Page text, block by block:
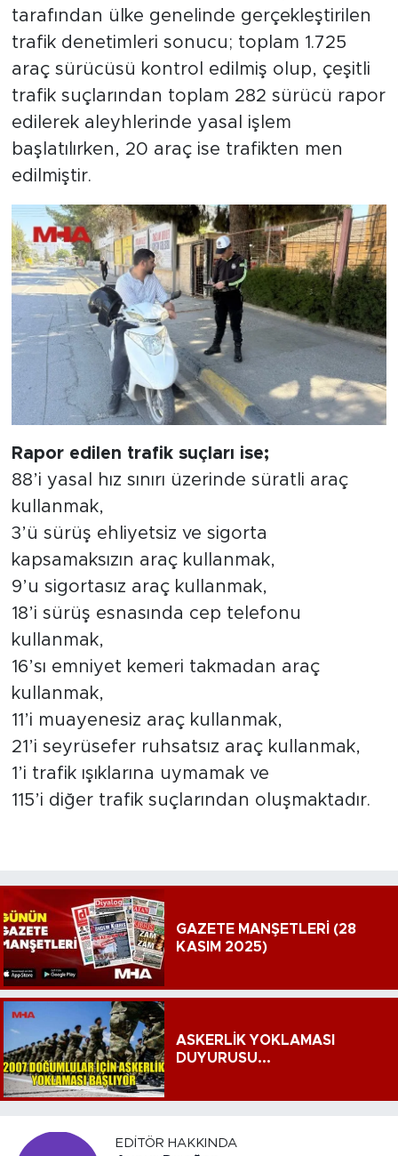
tarafından ülke genelinde gerçekleştirilen
trafik denetimleri sonucu; toplam 1.725
araç sürücüsü kontrol edilmiş olup, çeşitli
trafik suçlarından toplam 282 sürücü rapor
edilerek aleyhlerinde yasal işlem
başlatılırken, 20 araç ise trafikten men
edilmiştir.
Rapor edilen trafik suçları ise;
88’i yasal hız sınırı üzerinde süratli araç
kullanmak,
3’ü sürüş ehliyetsiz ve sigorta
kapsamaksızın araç kullanmak,
9’u sigortasız araç kullanmak,
18’i sürüş esnasında cep telefonu
kullanmak,
16’sı emniyet kemeri takmadan araç
kullanmak,
11’i muayenesiz araç kullanmak,
21’i seyrüsefer ruhsatsız araç kullanmak,
1’i trafik ışıklarına uymamak ve
115’i diğer trafik suçlarından oluşmaktadır.
GAZETE MANŞETLERİ (28
KASIM 2025)
ASKERLİK YOKLAMASI
DUYURUSU...
EDITÖR HAKKINDA